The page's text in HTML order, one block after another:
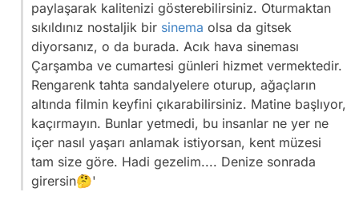
paylaşarak kalitenizi gösterebilirsiniz. Oturmaktan
sıkıldınız nostaljik bir sinema olsa da gitsek
diyorsanız, o da burada. Acık hava sineması
Çarşamba ve cumartesi günleri hizmet vermektedir.
Rengarenk tahta sandalyelere oturup, ağaçların
altında filmin keyfini çıkarabilirsiniz. Matine başlıyor,
kaçırmayın. Bunlar yetmedi, bu insanlar ne yer ne
içer nasıl yaşarı anlamak istiyorsan, kent müzesi
tam size göre. Hadi gezelim.... Denize sonrada
girersin🤔'